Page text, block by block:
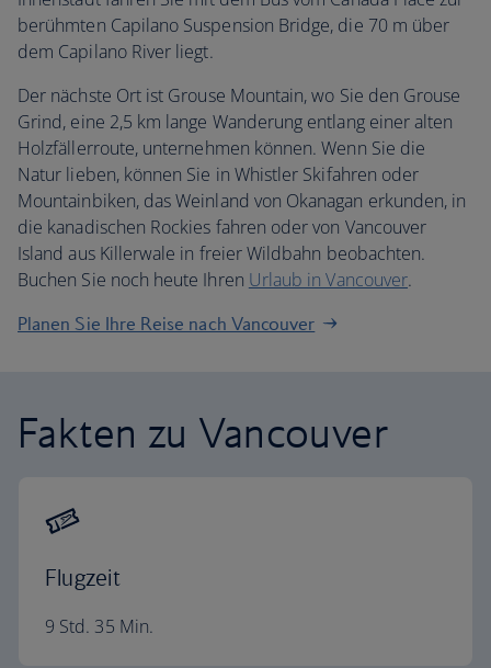
berühmten Capilano Suspension Bridge, die 70 m über
dem Capilano River liegt.
Der nächste Ort ist Grouse Mountain, wo Sie den Grouse
Grind, eine 2,5 km lange Wanderung entlang einer alten
Holzfällerroute, unternehmen können. Wenn Sie die
Natur lieben, können Sie in Whistler Skifahren oder
Mountainbiken, das Weinland von Okanagan erkunden, in
die kanadischen Rockies fahren oder von Vancouver
Island aus Killerwale in freier Wildbahn beobachten.
Buchen Sie noch heute Ihren Urlaub in Vancouver.
Planen Sie Ihre Reise nach Vancouver
Fakten zu Vancouver
Flugzeit
9 Std. 35 Min.